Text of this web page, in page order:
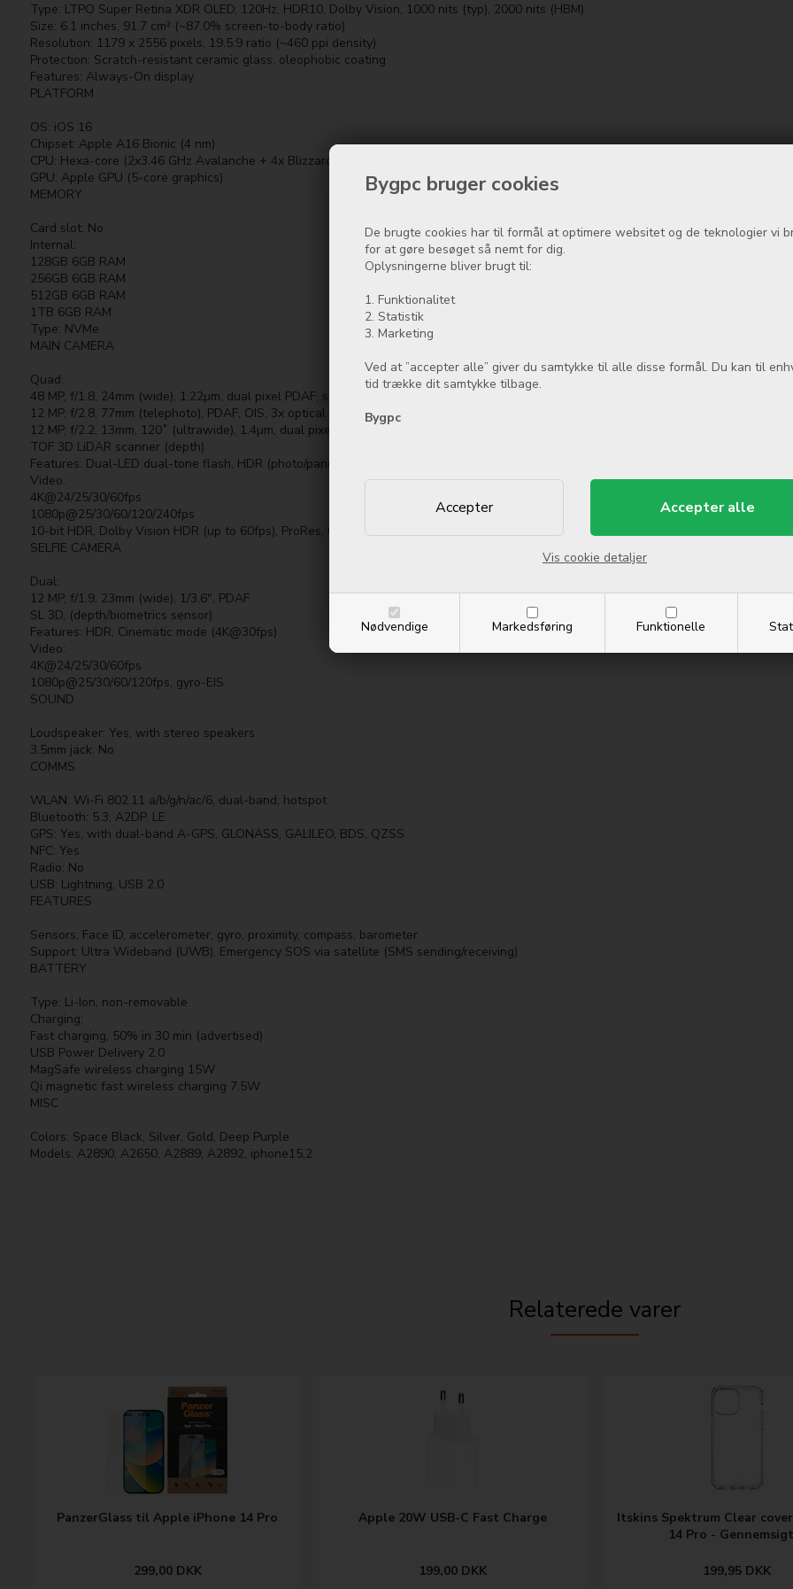
Bygpc bruger cookies
De brugte cookies har til formål at optimere websitet og de teknologier vi
for at gøre besøget så nemt for dig.
Oplysningerne bliver brugt til:
1. Funktionalitet
2. Statistik
3. Marketing
Ved at ”accepter alle” giver du samtykke til alle disse formål. Du kan til
tid trække dit samtykke tilbage.
Bygpc
Nødvendige Markedsføring Funktionelle
Vis cookie detaljer
Type: LTPO Super Retina XDR OLED, 120Hz, HDR10, Dolby Vision, 1000 nits (typ), 2000 nits (HBM)
Size: 6.1 inches, 91.7 cm² (~87.0% screen-to-body ratio)
Resolution: 1179 x 2556 pixels, 19.5:9 ratio (~460 ppi density)
Protection: Scratch-resistant ceramic glass, oleophobic coating
Features: Always-On display
PLATFORM
OS: iOS 16
Chipset: Apple A16 Bionic (4 nm)
CPU: Hexa-core (2x3.46 GHz Avalanche + 4x Blizzard)
GPU: Apple GPU (5-core graphics)
MEMORY
Card slot: No
Internal:
128GB 6GB RAM
256GB 6GB RAM
512GB 6GB RAM
1TB 6GB RAM
Type: NVMe
MAIN CAMERA
Quad:
48 MP, f/1.8, 24mm (wide), 1.22µm, dual pixel PDAF, sensor-shift OIS
12 MP, f/2.8, 77mm (telephoto), PDAF, OIS, 3x optical zoom
12 MP, f/2.2, 13mm, 120˚ (ultrawide), 1.4µm, dual pixel PDAF
TOF 3D LiDAR scanner (depth)
Features: Dual-LED dual-tone flash, HDR (photo/panorama)
Video:
4K@24/25/30/60fps
1080p@25/30/60/120/240fps
10-bit HDR, Dolby Vision HDR (up to 60fps), ProRes, Cinematic mode (4K@30fps), stereo sound rec.
SELFIE CAMERA
Dual:
12 MP, f/1.9, 23mm (wide), 1/3.6", PDAF
SL 3D, (depth/biometrics sensor)
Features: HDR, Cinematic mode (4K@30fps)
Video:
4K@24/25/30/60fps
1080p@25/30/60/120fps, gyro-EIS
SOUND
Loudspeaker: Yes, with stereo speakers
3.5mm jack: No
COMMS
WLAN: Wi-Fi 802.11 a/b/g/n/ac/6, dual-band, hotspot
Bluetooth: 5.3, A2DP, LE
GPS: Yes, with dual-band A-GPS, GLONASS, GALILEO, BDS, QZSS
NFC: Yes
Radio: No
USB: Lightning, USB 2.0
FEATURES
Sensors: Face ID, accelerometer, gyro, proximity, compass, barometer
Support: Ultra Wideband (UWB), Emergency SOS via satellite (SMS sending/receiving)
BATTERY
Type: Li-Ion, non-removable
Charging:
Fast charging, 50% in 30 min (advertised)
USB Power Delivery 2.0
MagSafe wireless charging 15W
Qi magnetic fast wireless charging 7.5W
MISC
Colors: Space Black, Silver, Gold, Deep Purple
Models: A2890, A2650, A2889, A2892, iphone15,2
Relaterede varer
PanzerGlass til Apple iPhone 14 Pro
299,00 DKK
Apple 20W USB-C Fast Charge
199,00 DKK
Itskins Spektrum Clear
14 Pro -
199,95 DKK